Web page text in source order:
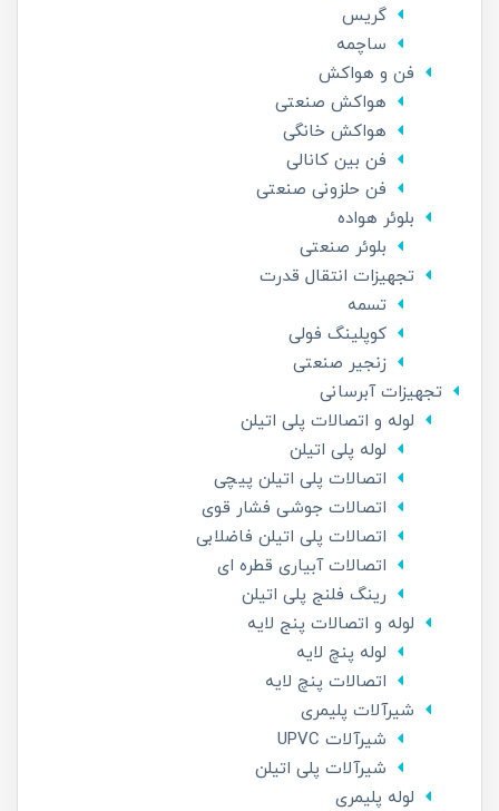
گریس
ساچمه
فن و هواکش
هواکش صنعتی
هواکش خانگی
فن بین کانالی
فن حلزونی صنعتی
بلوئر هواده
بلوئر صنعتی
تجهیزات انتقال قدرت
تسمه
کوپلینگ فولی
زنجیر صنعتی
تجهیزات آبرسانی
لوله و اتصالات پلی اتیلن
لوله پلی اتیلن
اتصالات پلی اتیلن پیچی
اتصالات جوشی فشار قوی
اتصالات پلی اتیلن فاضلابی
اتصالات آبیاری قطره ای
رینگ فلنج پلی اتیلن
لوله و اتصالات پنج لایه
لوله پنچ لایه
اتصالات پنچ لایه
شیرآلات پلیمری
شیرآلات UPVC
شیرآلات پلی اتیلن
لوله پلیمری